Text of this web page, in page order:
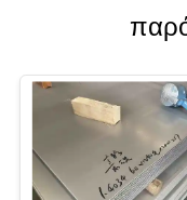
SITEMAP
PRIVACY
POLICY